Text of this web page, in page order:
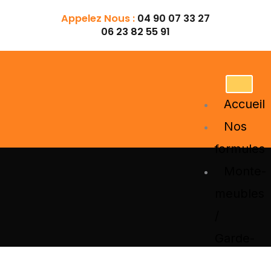
Appelez Nous : 04 90 07 33 27
06 23 82 55 91
Accueil
Nos
formules